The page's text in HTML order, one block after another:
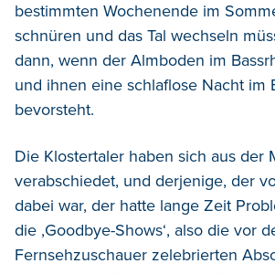
bestimmten Wochenende im
schnüren und das Tal wechseln
dann, wenn der Almboden im
und ihnen eine schlaflose Nacht im
bevorsteht.
Die Klostertaler haben sich aus der
verabschiedet, und derjenige, der
dabei war, der hatte lange Zeit
die ‚Goodbye-Shows‘, also die vor
Fernsehzuschauer zelebrierten